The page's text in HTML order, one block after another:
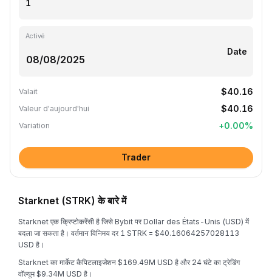
Activé
Date
Valait $40.16
Valeur d'aujourd'hui $40.16
Variation +0.00%
Trader
Starknet (STRK) के बारे में
Starknet एक क्रिप्टोकरेंसी है जिसे Bybit पर Dollar des États-Unis (USD) में
बदला जा सकता है। वर्तमान विनिमय दर 1 STRK = $40.16064257028113
USD है।
Starknet का मार्केट कैपिटलाइजेशन $169.49M USD है और 24 घंटे का ट्रेडिंग
वॉल्यूम $9.34M USD है।